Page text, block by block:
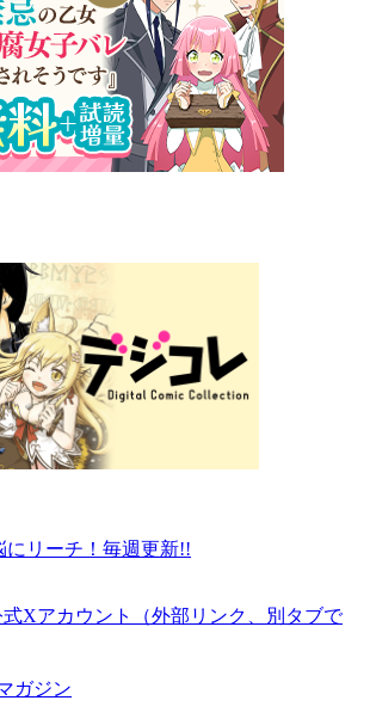
にリーチ！毎週更新!!
Xアカウント
（外部リンク、別タブで
ガジン